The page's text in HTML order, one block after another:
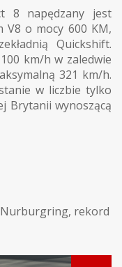
8 napędzany jest
V8 o mocy 600 KM,
Quickshift.
km/h w zaledwie
321 km/h.
w liczbie tylko
Brytanii wynoszącą
, rekord